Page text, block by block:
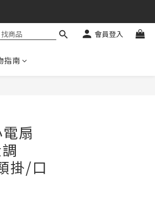
會員登入
指南
扇
掛/口